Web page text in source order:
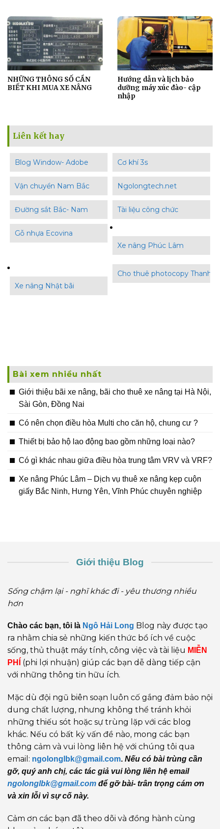
NHỮNG THÔNG SỐ CẦN
BIẾT KHI MUA XE NÂNG
Hướng dẫn và lịch bảo
dưỡng máy xúc đào- cập
nhập
Liên kết hay
Blog Window- Adobe Cơ khí 3s
Vận chuyển Nam Bắc Ngolongtech.net
Đường sắt Bắc- Nam Tài liệu công chức
Gỗ nhựa Ecovina
Xe nâng Phúc Lâm
Xe nâng Nhật bãi
Cho thuê photocopy Thanh
Bài xem nhiều nhất
Giới thiệu bãi xe nâng, bãi cho thuê xe nâng tại Hà Nội,
Sài Gòn, Đồng Nai
Có nên chọn điều hòa Multi cho căn hộ, chung cư ?
Thiết bị bảo hộ lao động bao gồm những loại nào?
Có gì khác nhau giữa điều hòa trung tâm VRV và VRF?
Xe nâng Phúc Lâm – Dịch vụ thuê xe nâng kẹp cuộn
giấy Bắc Ninh, Hưng Yên, Vĩnh Phúc chuyên nghiệp
Giới thiệu Blog
Sống chậm lại - nghĩ khác đi - yêu thương nhiều
hơn
Chào các bạn, tôi là Ngô Hải Long Blog này được tạo
ra nhằm chia sẻ những kiến thức bổ ích về cuộc
sống, thủ thuật máy tính, công việc và tài liệu MIỄN
PHÍ
(phi lợi nhuận) giúp các bạn dễ dàng tiếp cận
với những thông tin hữu ích.
Mặc dù đội ngũ biên soạn luôn cố gắng đảm bảo nội
dung chất lượng, nhưng không thể tránh khỏi
những thiếu sót hoặc sự trùng lặp với các blog
khác. Nếu có bất kỳ vấn đề nào, mong các bạn
thông cảm và vui lòng liên hệ với chúng tôi qua
email: ngolonglbk@gmail.com. Nếu có bài trùng cần
gỡ, quý anh chị, các tác giả vui lòng liên hệ email
ngolonglbk@gmail.com để gỡ bài- trân trọng cám ơn
và xin lỗi vì sự cố này.
Cảm ơn các bạn đã theo dõi và đồng hành cùng